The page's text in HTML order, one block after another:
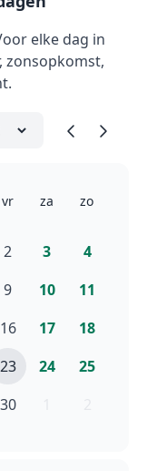
elke dag in
zonsopkomst,
vr za zo
2 3 4
9 10 11
16 17 18
23 24 25
30